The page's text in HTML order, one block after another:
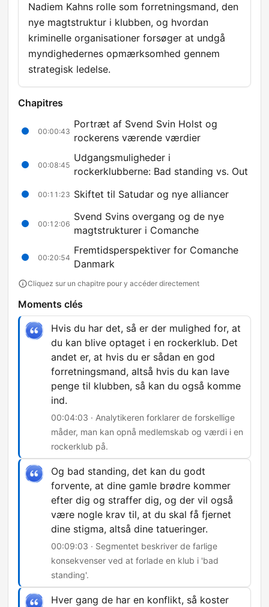
Nadiem Kahns rolle som forretningsmand, den
nye magtstruktur i klubben, og hvordan
kriminelle organisationer forsøger at undgå
myndighedernes opmærksomhed gennem
strategisk ledelse.
Chapitres
00:00:43
Portræt af Svend Svin Holst og
rockerens værende værdier
00:08:45
Udgangsmuligheder i
rockerklubberne: Bad standing vs. Out
00:11:23 Skiftet til Satudar og nye alliancer
00:12:06
Svend Svins overgang og de nye
magtstrukturer i Comanche
00:20:54
Fremtidsperspektiver for Comanche
Danmark
Cliquez sur un chapitre pour y accéder directement
Moments clés
Hvis du har det, så er der mulighed for, at
du kan blive optaget i en rockerklub. Det
andet er, at hvis du er sådan en god
forretningsmand, altså hvis du kan lave
penge til klubben, så kan du også komme
ind.
00:04:03 · Analytikeren forklarer de forskellige
måder, man kan opnå medlemskab og værdi i en
rockerklub på.
Og bad standing, det kan du godt
forvente, at dine gamle brødre kommer
efter dig og straffer dig, og der vil også
være nogle krav til, at du skal få fjernet
dine stigma, altså dine tatueringer.
00:09:03 · Segmentet beskriver de farlige
konsekvenser ved at forlade en klub i 'bad
standing'.
Hver gang de har en konflikt, så koster